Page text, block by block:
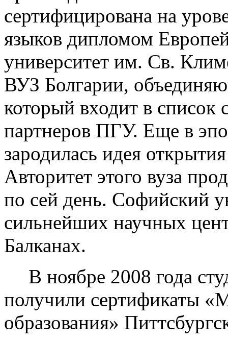
сертифицирована на
языков дипломом
университет им. Св.
ВУЗ Болгарии,
который входит в список
партнеров ПГУ. Еще в
зародилась идея
Авторитет этого вуза
по сей день. Софийский
сильнейших научных
Балканах.
В ноябре 2008 года
получили сертификаты
образования»